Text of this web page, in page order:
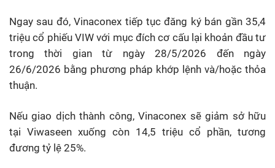
Ngay sau đó, Vinaconex tiếp tục đăng ký bán gần 35,4
triệu cổ phiếu VIW với mục đích cơ cấu lại khoản đầu tư
trong thời gian từ ngày 28/5/2026 đến ngày
26/6/2026 bằng phương pháp khớp lệnh và/hoặc thỏa
thuận.
Nếu giao dịch thành công, Vinaconex sẽ giảm sở hữu
tại Viwaseen xuống còn 14,5 triệu cổ phần, tương
đương tỷ lệ 25%.